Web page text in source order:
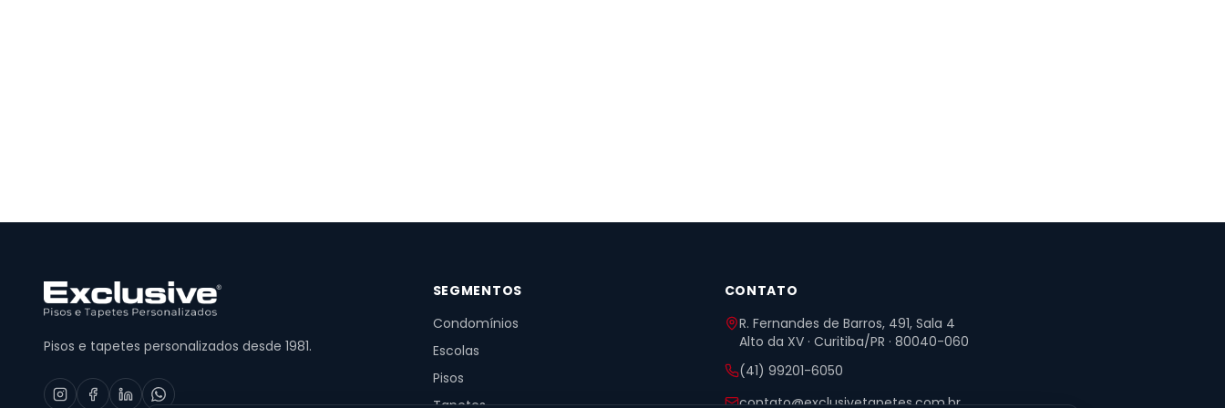
Pisos e tapetes personalizados desde 1981.
SEGMENTOS
Condomínios
Escolas
Pisos
CONTATO
R. Fernandes de Barros, 491, Sala 4
Alto da XV · Curitiba/PR · 80040-060
(41) 99201-6050
contato@exclusivetapetes.com.br